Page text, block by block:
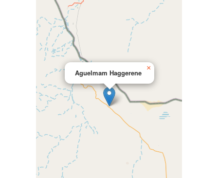
Aguelmam Haggerene
×